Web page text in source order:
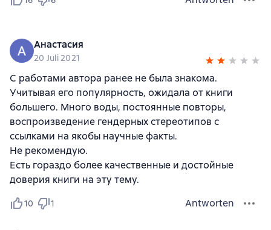
Анастасия
20 Juli 2021
С работами автора ранее не была знакома.
Учитывая его популярность, ожидала от книги
большего. Много воды, постоянные повторы,
воспроизведение гендерных стереотипов с
ссылками на якобы научные факты.
Не рекомендую.
Есть гораздо более качественные и достойные
доверия книги на эту тему.
10 1 Antworten